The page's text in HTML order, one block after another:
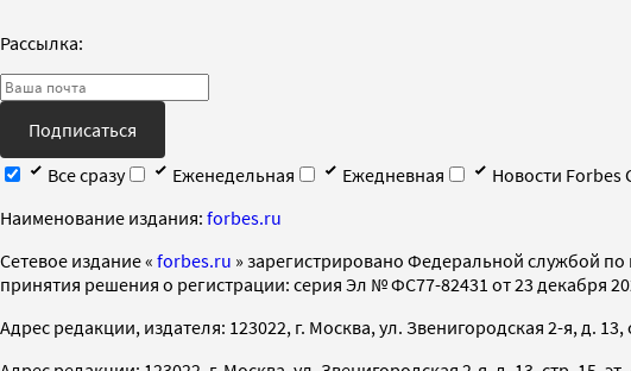
Рассылка:
Подписаться
Все сразу
Еженедельная Ежедневная
Новости Forbes
Наименование издания: forbes.ru
Cетевое издание « forbes.ru » зарегистрировано Федеральной службой
принятия решения о регистрации: серия Эл № ФС77-82431 от 23 декабря
Адрес редакции, издателя: 123022, г. Москва, ул. Звенигородская 2-я, д. 13,